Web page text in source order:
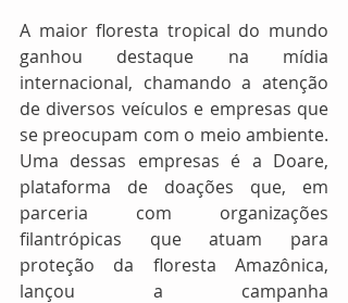
A maior floresta tropical do mundo
ganhou destaque na mídia
internacional, chamando a atenção
de diversos veículos e empresas que
se preocupam com o meio ambiente.
Uma dessas empresas é a Doare,
plataforma de doações que, em
parceria com organizações
filantrópicas que atuam para
proteção da floresta Amazônica,